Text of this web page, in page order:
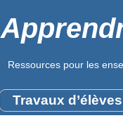
Ressources pour les
Travaux d’élèves